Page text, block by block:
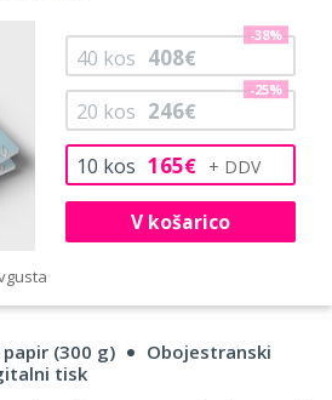
10 kos 165€
20 kos 246€
-25%
40 kos 408€
-38%
V košarico
(300 g)
Obojestranski
tisk